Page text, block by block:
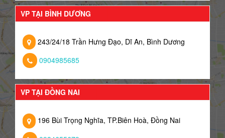
VP TẠI BÌNH DƯƠNG
243/24/18 Trần Hưng Đạo, Dĩ An, Bình Dương
0904985685
VP TẠI ĐỒNG NAI
196 Bùi Trọng Nghĩa, TP.Biên Hoà, Đồng Nai